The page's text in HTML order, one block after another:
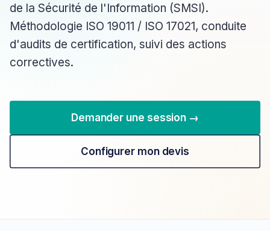
de la Sécurité de l'Information (SMSI).
Méthodologie ISO 19011 / ISO 17021, conduite
d'audits de certification, suivi des actions
correctives.
Demander une session →
Configurer mon devis